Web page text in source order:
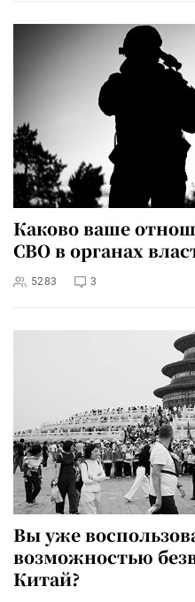
Каково ваше
СВО в органах
5283 3
Вы уже
возможностью
Китай?